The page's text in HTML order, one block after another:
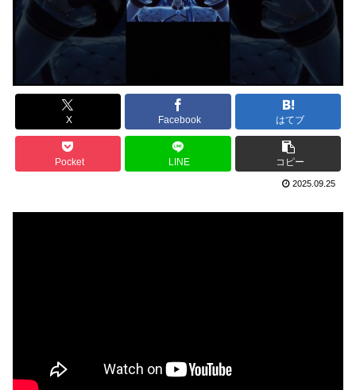
X Facebook はてブ
Pocket LINE コピー
2025.09.25